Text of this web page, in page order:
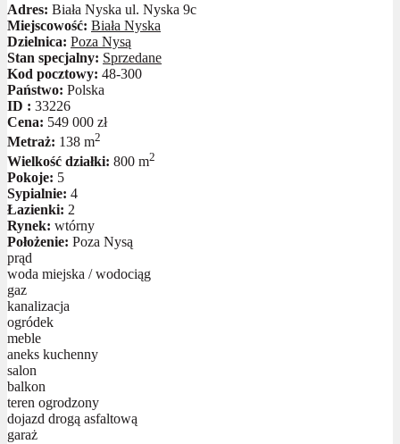
Adres: Biała Nyska ul. Nyska 9c
Miejscowość: Biała Nyska
Dzielnica: Poza Nysą
Stan specjalny: Sprzedane
Kod pocztowy: 48-300
Państwo: Polska
ID : 33226
Cena: 549 000 zł
Metraż: 138 m2
Wielkość działki: 800 m2
Pokoje: 5
Sypialnie: 4
Łazienki: 2
Rynek: wtórny
Położenie: Poza Nysą
prąd
woda miejska / wodociąg
gaz
kanalizacja
ogródek
meble
aneks kuchenny
salon
balkon
teren ogrodzony
dojazd drogą asfaltową
garaż